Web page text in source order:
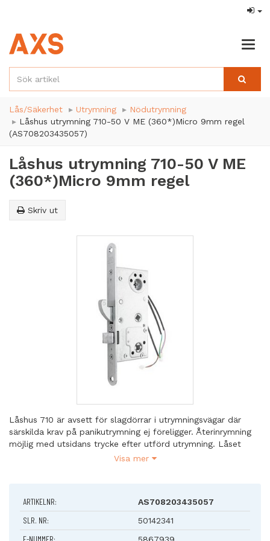
Lås/Säkerhet Utrymning
Nödutrymning
Låshus utrymning 710-50 V ME (360*)Micro 9mm regel
(AS708203435057)
Låshus utrymning 710-50 V ME
(360*)Micro 9mm regel
Skriv ut
Låshus 710 är avsett för slagdörrar i utrymningsvägar där
särskilda krav på panikutrymning ej föreligger. Återinrymning
möjlig med utsidans trycke efter utförd utrymning. Låset
öppnas med ett handgrepp, vilket ger en säker utrymning.
Egenskaper
Dorndjupsutförande 35, 50 och 70 mm
Visa mer
ARTIKELNR: AS708203435057
SLR. NR: 50142341
E-NUMMER: 5867939